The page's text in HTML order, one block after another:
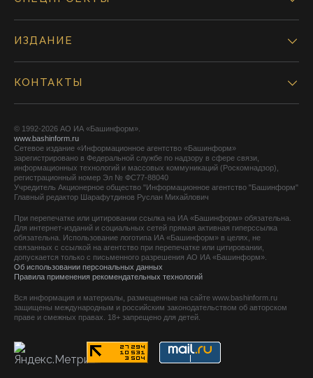
ИЗДАНИЕ
КОНТАКТЫ
© 1992-2026 АО ИА «Башинформ».
www.bashinform.ru
Сетевое издание «Информационное агентство «Башинформ»
зарегистрировано в Федеральной службе по надзору в сфере связи,
информационных технологий и массовых коммуникаций (Роскомнадзор),
регистрационный номер Эл № ФС77-88040
Учредитель Акционерное общество "Информационное агентство "Башинформ"
Главный редактор Шарафутдинов Руслан Михайлович
При перепечатке или цитировании ссылка на ИА «Башинформ» обязательна.
Для интернет-изданий и социальных сетей прямая активная гиперссылка
обязательна. Использование логотипа ИА «Башинформ» в целях, не
связанных с ссылкой на агентство при перепечатке или цитировании,
допускается только с письменного разрешения АО ИА «Башинформ».
Об использовании персональных данных
Правила применения рекомендательных технологий
Вся информация и материалы, размещенные на сайте www.bashinform.ru
защищены международным и российским законодательством об авторском
праве и смежных правах. 18+ запрещено для детей.